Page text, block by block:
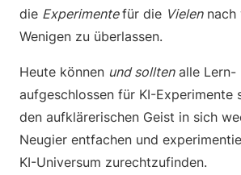
die Experimentefür die Vielennach
Wenigen zu überlassen.
Heute können und solltenalle Lern-
aufgeschlossen für KI-Experimente
den aufklärerischen Geist in sich
Neugier entfachen und
KI-Universum zurechtzufinden.